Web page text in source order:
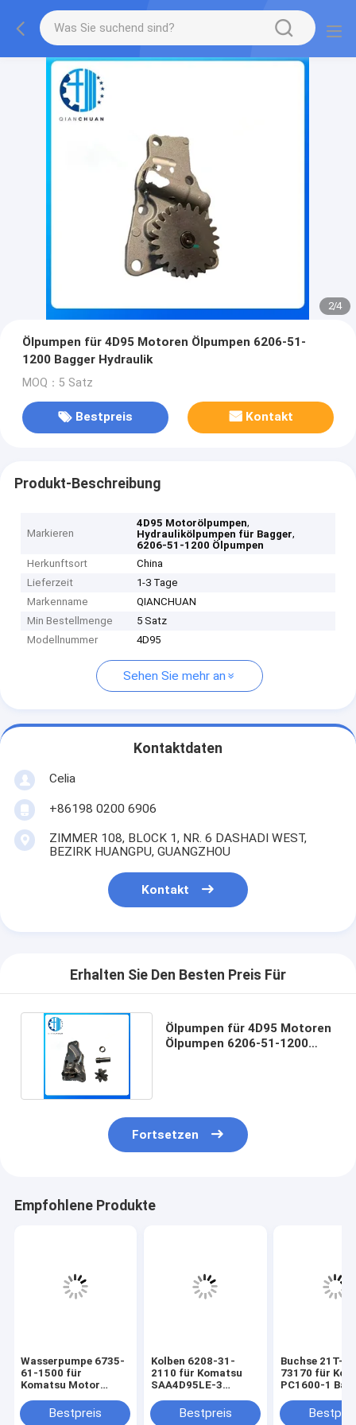
2/4
Ölpumpen für 4D95 Motoren Ölpumpen 6206-51-
1200 Bagger Hydraulik
MOQ：5 Satz
Bestpreis Kontakt
Produkt-Beschreibung
Markieren
4D95 Motorölpumpen,
Hydraulikölpumpen für Bagger,
6206-51-1200 Ölpumpen
Herkunftsort
China
Lieferzeit
1-3 Tage
Markenname
QIANCHUAN
Min Bestellmenge
5 Satz
Modellnummer
4D95
Sehen Sie mehr an
Kontaktdaten
Celia
+86198 0200 6906
ZIMMER 108, BLOCK 1, NR. 6 DASHADI WEST,
BEZIRK HUANGPU, GUANGZHOU
Kontakt
Erhalten Sie Den Besten Preis Für
Ölpumpen für 4D95 Motoren
Ölpumpen 6206-51-1200
Fortsetzen
Empfohlene Produkte
Wasserpumpe 6735-
61-1500 für
Komatsu Motor
PC100-6 PC200-6
PC120-6 PC128US-2
Bestpreis
Kolben 6208-31-
2110 für Komatsu
SAA4D95LE-3
Baggermotor-
Ersatzteile
Bestpreis
Buchse 21T-
73170 für
PC1600-1